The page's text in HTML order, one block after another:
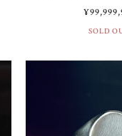
ィファニー スタ
ターリング シ
SOLD